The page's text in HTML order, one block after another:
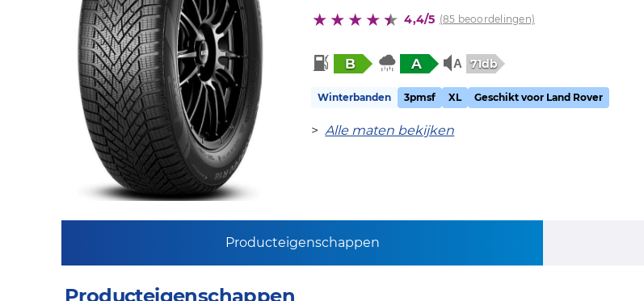
4,4/5 (85 beoordelingen)
B A 71db
Winterbanden 3pmsf XL Geschikt voor Land Rover
>Alle maten bekijken
Producteigenschappen
Producteigenschappen